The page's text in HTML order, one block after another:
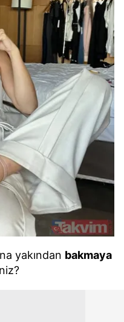
yakından bakmaya